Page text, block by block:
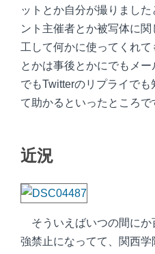
ットとか自分が撮りまし
ント主催者とか被写体に
工して何かに使ってくれ
とかは事後とかにでもメ
でもTwitterのリプライで
て助かるといったところで
近況
そういえばいつの間に
強禁止になってて、関西